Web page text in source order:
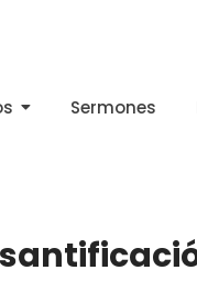
Sermones